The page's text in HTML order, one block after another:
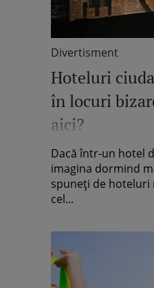
Divertisment
Hoteluri
în locuri
aici?
Dacă într-un hotel
imagina dormind
spuneţi de hoteluri
cel...